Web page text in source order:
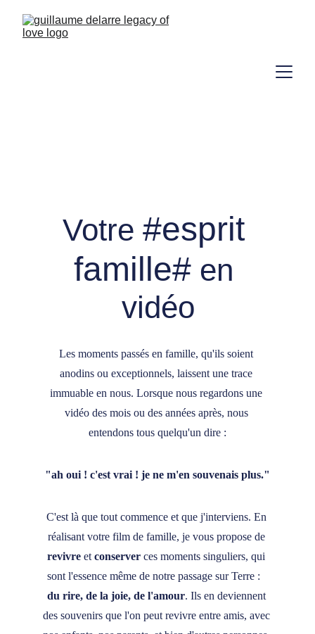
Votre #esprit
famille# en
vidéo
Les moments passés en famille, qu'ils soient
anodins ou exceptionnels, laissent une trace
immuable en nous. Lorsque nous regardons une
vidéo des mois ou des années après, nous
entendons tous quelqu'un dire :
"ah oui ! c'est vrai ! je ne m'en souvenais plus."
C'est là que tout commence et que j'interviens. En
réalisant votre film de famille, je vous propose de
revivre et conserver ces moments singuliers, qui
sont l'essence même de notre passage sur Terre :
du rire, de la joie, de l'amour. Ils en deviennent
des souvenirs que l'on peut revivre entre amis, avec